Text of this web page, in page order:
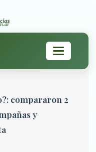
Toggle
navigation
compararon 2
y